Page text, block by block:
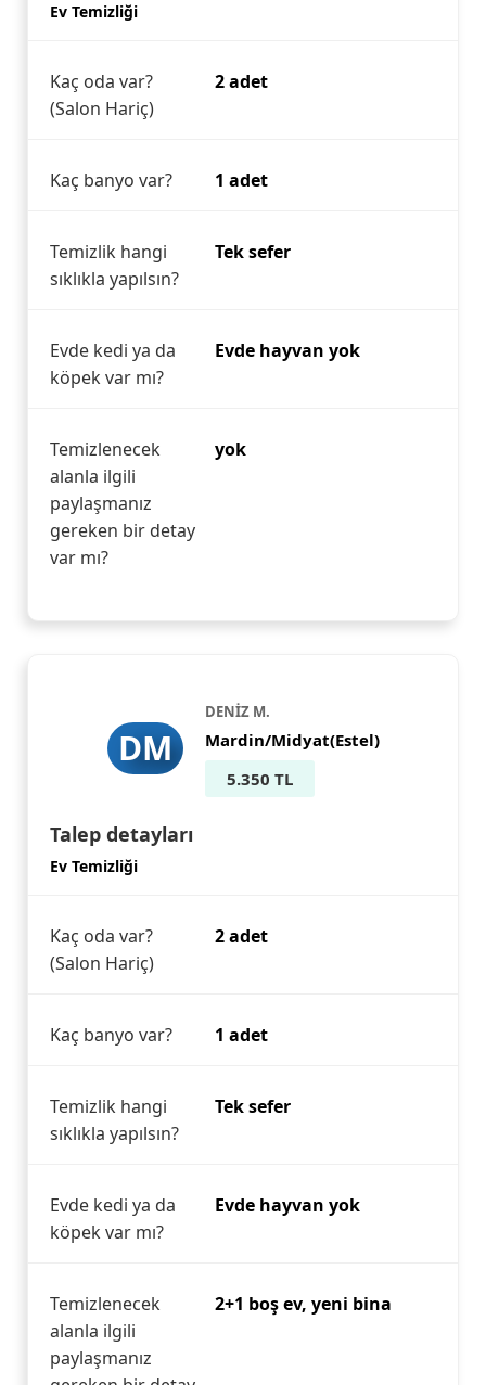
Ev Temizliği
Kaç oda var?
(Salon Hariç)
2 adet
Kaç banyo var? 1 adet
Temizlik hangi
sıklıkla yapılsın?
Tek sefer
Evde kedi ya da
köpek var mı?
Evde hayvan yok
Temizlenecek
alanla ilgili
paylaşmanız
gereken bir detay
var mı?
yok
DM
DENİZ M.
Mardin/Midyat(Estel)
5.350 TL
Talep detayları
Ev Temizliği
Kaç oda var?
(Salon Hariç)
2 adet
Kaç banyo var? 1 adet
Temizlik hangi
sıklıkla yapılsın?
Tek sefer
Evde kedi ya da
köpek var mı?
Evde hayvan yok
Temizlenecek
alanla ilgili
paylaşmanız
2+1 boş ev, yeni bina